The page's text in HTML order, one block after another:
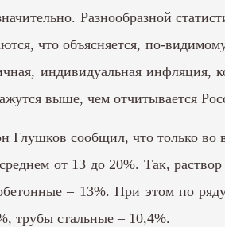
Разнообразной
что объясняется, по-
индивидуальная инфляция,
выше, чем отчитывается
сообщил, что только во
от 13 до 20%. Так,
– 13%. При этом по
трубы стальные – 10,4%.